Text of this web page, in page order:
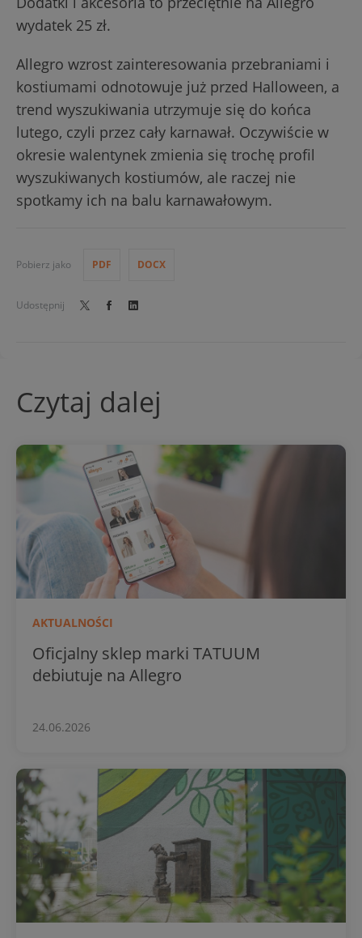
wydatek 25 zł.
Allegro wzrost zainteresowania przebraniami i
kostiumami odnotowuje już przed Halloween, a
trend wyszukiwania utrzymuje się do końca
lutego, czyli przez cały karnawał. Oczywiście w
okresie walentynek zmienia się trochę profil
wyszukiwanych kostiumów, ale raczej nie
spotkamy ich na balu karnawałowym.
Pobierz jako PDF DOCX
Udostępnij
Czytaj dalej
AKTUALNOŚCI
Oficjalny sklep marki TATUUM
debiutuje na Allegro
24.06.2026